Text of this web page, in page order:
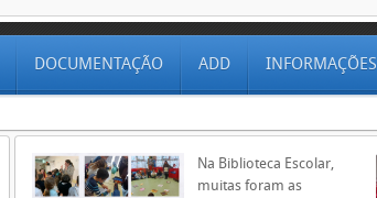
DOCUMENTAÇÃO ADD INFORMAÇÕES
Na Biblioteca Escolar,
muitas foram as